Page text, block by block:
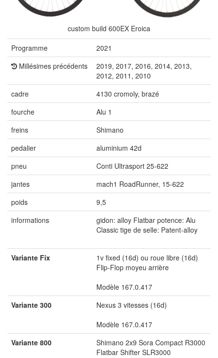
custom build 600EX Eroica
Programme
2021
Millésimes précédents
2019, 2017, 2016, 2014, 2013,
2012, 2011, 2010
cadre
4130 cromoly, brazé
fourche
Alu 1
freins
Shimano
pedalier
aluminium 42d
pneu
Conti Ultrasport 25-622
jantes
mach1 RoadRunner, 15-622
poids
9,5
informations
gidon: alloy Flatbar potence: Alu
Classic tige de selle: Patent-alloy
Variante Fix
1v fixed (16d) ou roue libre (16d)
Flip-Flop moyeu arrière
Modèle 167.0.417
Variante 300
Nexus 3 vitesses (16d)
Modèle 167.0.417
Variante 800
Shimano 2x9 Sora Compact R3000
Flatbar Shifter SLR3000